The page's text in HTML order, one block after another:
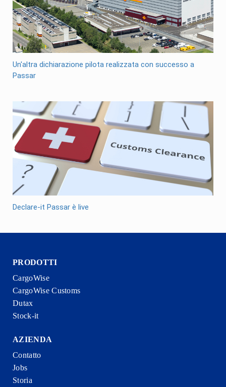
Un'altra dichiarazione pilota realizzata con successo a
Passar
Declare-it Passar è live
PRODOTTI
CargoWise
CargoWise Customs
Dutax
Stock-it
AZIENDA
Contatto
Jobs
Storia